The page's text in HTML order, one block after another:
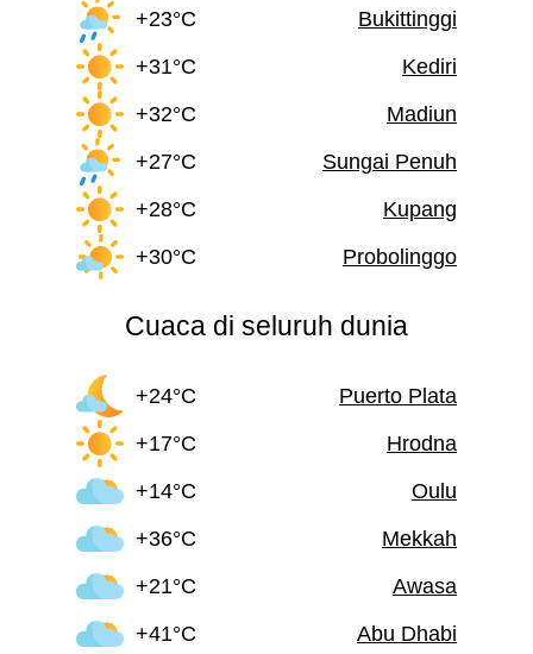
+23°C
Bukittinggi
+31°C
Kediri
+32°C
Madiun
+27°C
Sungai Penuh
+28°C
Kupang
+30°C
Probolinggo
Cuaca di seluruh dunia
+24°C
Puerto Plata
+17°C
Hrodna
+14°C
Oulu
+36°C
Mekkah
+21°C
Awasa
+41°C
Abu Dhabi